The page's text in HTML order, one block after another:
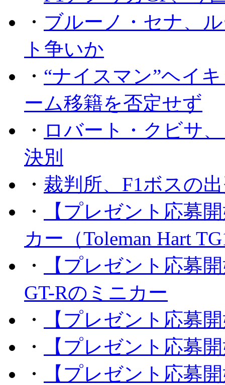
・ ブルーノ・セナ、
ト争いか
・ “ナイスマン”ヘイ
ーム移籍を否定せず
・ ロバート・クビサ
決別
・ 裁判所、F1ボスの
・
【プレゼント応募
カー（Toleman Hart
・
【プレゼント応募
GT-Rのミニカー
・
【プレゼント応募
・
【プレゼント応募
・
【プレゼント応募